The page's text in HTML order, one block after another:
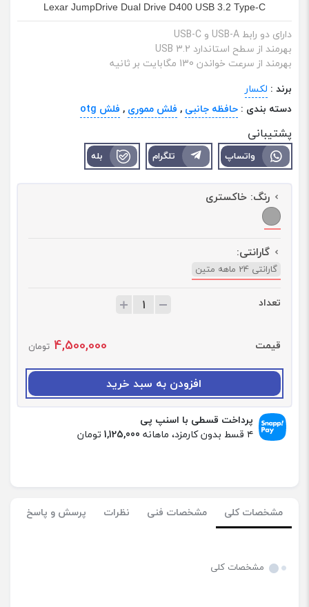
Lexar JumpDrive Dual Drive D400 USB 3.2 Type-C
دارای دو رابط USB-A و USB-C
بهرمند از سطح استاندارد USB 3.2
بهرمند از سرعت خواندن 130 مگابایت بر ثانیه
برند : لکسار
دسته بندی : حافظه جانبی , فلش مموری , فلش otg
پشتیبانی
واتساپ تلگرام بله
رنگ: خاکستری
گارانتی:
گارانتی 24 ماهه متین
تعداد
:
ف
ل
ش
م
T
قیمت 4,500,000 تومان
افزودن به سبد خرید
پرداخت قسطی با اسنپ پی
۴ قسط بدون کارمزد، ماهانه
1,125,000 تومان
مشخصات کلی مشخصات فنی نظرات پرسش و پاسخ
مشخصات کلی